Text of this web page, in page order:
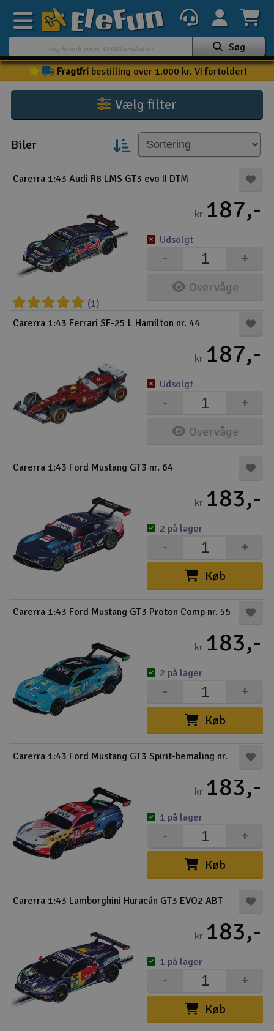
Ugens tilbud
Mine favoritter
3D-print
Biler
Både
Droner
Droner til FPV
Helikopter
Kameraudstyr
Motor & tilbehør
Outlet
Radio udstyr
Slot racing
Smarthjem, leg og hobby
Værktøj, udstyr og tilbehør
Søg
Fragtfribestilling over 1.000 kr. Vi fortolder!
Vælg filter
Biler
Carerra 1:43 Audi R8 LMS GT3 evo II DTM
(1)
kr 187,-
Overvåge
+
-
Udsolgt
Carerra 1:43 Ferrari SF-25 L Hamilton nr. 44
kr 187,-
Overvåge
+
-
Udsolgt
Carerra 1:43 Ford Mustang GT3 nr. 64
kr 183,-
Køb
+
-
2 på lager
Carerra 1:43 Ford Mustang GT3 Proton Comp nr. 55
kr 183,-
Køb
+
-
2 på lager
Carerra 1:43 Ford Mustang GT3 Spirit-bemaling nr.
kr 183,-
Køb
+
-
1 på lager
Carerra 1:43 Lamborghini Huracán GT3 EVO2 ABT
kr 183,-
Køb
+
-
1 på lager